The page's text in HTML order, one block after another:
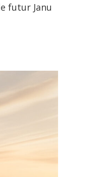
futur Janu